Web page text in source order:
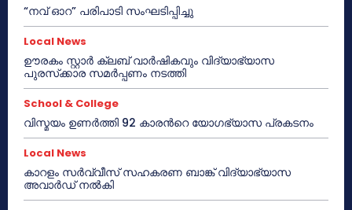
“നവ് ഓറ” പരിപാടി സംഘടിപ്പിച്ചു
Local News
ഊരകം സ്റ്റാർ ക്ലബ് വാർഷികവും വിദ്യാഭ്യാസ
പുരസ്‌ക്കാര സമർപ്പണം നടത്തി
School & College
വിസ്മയം ഉണർത്തി 92 കാരൻറെ യോഗഭ്യാസ പ്രകടനം
Local News
കാറളം സർവ്വീസ് സഹകരണ ബാങ്ക് വിദ്യാഭ്യാസ
അവാർഡ് നൽകി